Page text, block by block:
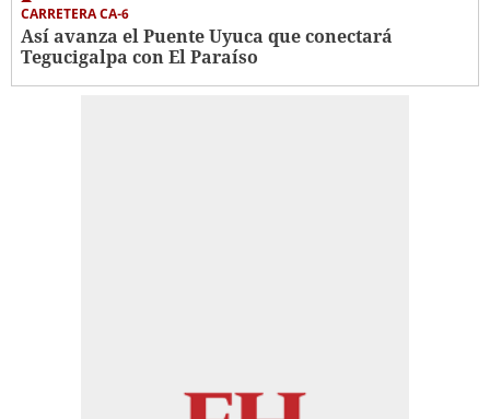
CARRETERA CA-6
Así avanza el Puente Uyuca que conectará
Tegucigalpa con El Paraíso